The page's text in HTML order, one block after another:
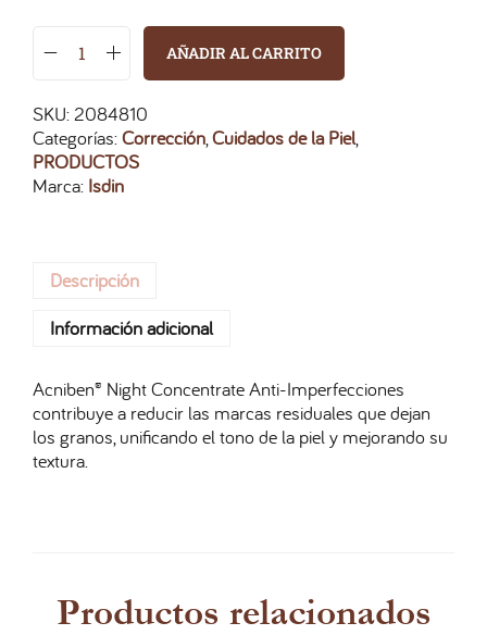
AÑADIR AL CARRITO
SKU:2084810
Categorías:Corrección,Cuidados de la Piel,
PRODUCTOS
Marca: Isdin
Descripción
Información adicional
Acniben® Night Concentrate Anti-Imperfecciones
contribuye a reducir las marcas residuales que dejan
los granos, unificando el tono de la piel y mejorando su
textura.
Productos relacionados